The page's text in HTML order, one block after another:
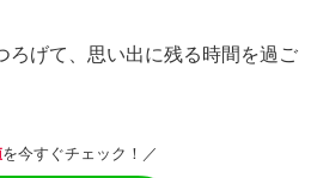
ろげて、思い出に残る時間を過ご
を今すぐチェック！／